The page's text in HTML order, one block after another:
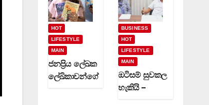
HOT
LIFESTYLE
MAIN
ජනප්‍රිය ලේඛක
ලේඛිකාවන්ගේ
BUSINESS
HOT
LIFESTYLE
MAIN
ඔටිසම් සුවකල
හැකියි –